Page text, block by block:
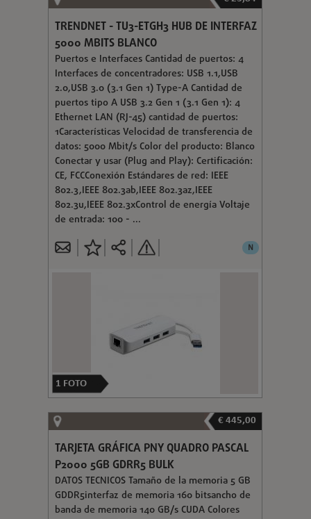
TRENDNET - TU3-ETGH3 HUB DE INTERFAZ
5000 MBITS BLANCO
Puertos e Interfaces Cantidad de puertos: 4
Interfaces de concentradores: USB 1.1,USB
2.0,USB 3.0 (3.1 Gen 1) Type-A Cantidad de
puertos tipo A USB 3.2 Gen 1 (3.1 Gen 1): 4
Ethernet LAN (RJ-45) cantidad de puertos:
1Características Velocidad de transferencia de
datos: 5000 Mbit/s Color del producto: Blanco
Conectar y usar (Plug and Play): Certificación:
CE, FCCConexión Estándares de red: IEEE
802.3,IEEE 802.3ab,IEEE 802.3az,IEEE
802.3u,IEEE 802.3xControl de energía Voltaje
de entrada: 100 - ...
N
1 FOTO
€ 445,00
TARJETA GRÁFICA PNY QUADRO PASCAL
P2000 5GB GDRR5 BULK
DATOS TECNICOS Tamaño de la memoria 5 GB
GDDR5interfaz de memoria 160 bitsancho de
banda de memoria 140 GB/s CUDA Colores